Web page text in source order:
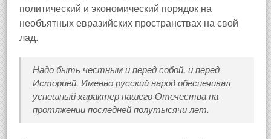
политический и экономический порядок на
необъятных евразийских пространствах на свой
лад.
Надо быть честным и перед собой, и перед
Историей. Именно русский народ обеспечивал
успешный характер нашего Отечества на
протяжении последней полутысячи лет.